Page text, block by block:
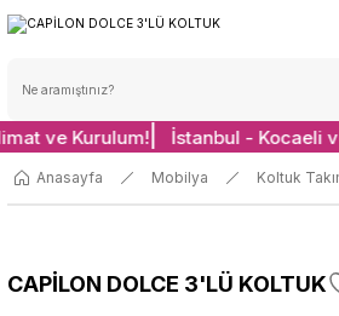
ve Kurulum! İstanbul - Kocaeli
Anasayfa Mobilya Koltuk
CAPİLON DOLCE 3'LÜ KOLTUK